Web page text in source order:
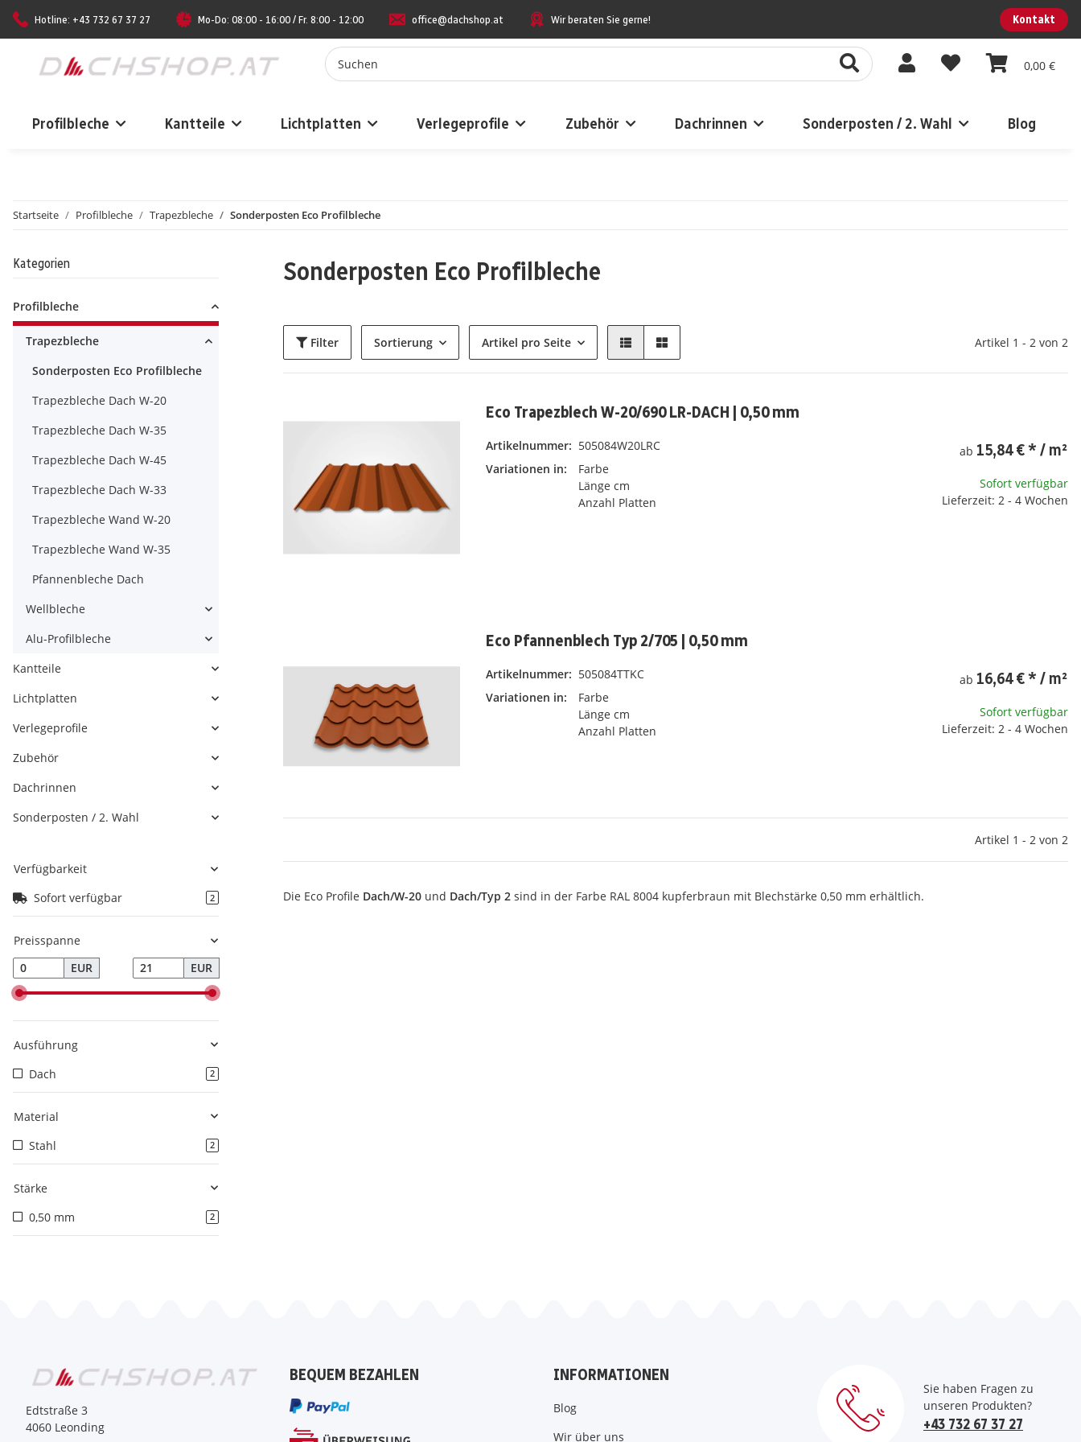
Hotline: +43 732 67 37 27 Mo-Do: 08:00 - 16:00 / Fr. 8:00 - 12:00 office@dachshop.at Wir beraten Sie gerne! Kontakt
0,00 €
Profilbleche Kantteile Lichtplatten Verlegeprofile Zubehör Dachrinnen Sonderposten / 2. Wahl Blog
Startseite Profilbleche Trapezbleche Sonderposten Eco Profilbleche
Sonderposten Eco Profilbleche
Filter Sortierung Artikel pro Seite Artikel 1 - 2 von 2
Eco Trapezblech W-20/690 LR-DACH | 0,50 mm
Artikelnummer: 505084W20LRC
Variationen in:
Farbe
Länge cm
Anzahl Platten
ab 15,84 €* / m²
Sofort verfügbar
Lieferzeit: 2 - 4 Wochen
Eco Pfannenblech Typ 2/705 | 0,50 mm
Artikelnummer: 505084TTKC
Variationen in:
Farbe
Länge cm
Anzahl Platten
ab 16,64 €* / m²
Sofort verfügbar
Lieferzeit: 2 - 4 Wochen
Artikel 1 - 2 von 2
Die Eco Profile Dach/W-20 und Dach/Typ 2 sind in der Farbe RAL 8004 kupferbraun mit Blechstärke 0,50 mm erhältlich.
Kategorien
Profilbleche
Trapezbleche
Sonderposten Eco Profilbleche
Trapezbleche Dach W-20
Trapezbleche Dach W-35
Trapezbleche Dach W-45
Trapezbleche Dach W-33
Trapezbleche Wand W-20
Trapezbleche Wand W-35
Pfannenbleche Dach
Wellbleche
Alu-Profilbleche
Kantteile
Lichtplatten
Verlegeprofile
Zubehör
Dachrinnen
Sonderposten / 2. Wahl
Verfügbarkeit
Sofort verfügbar
2
Preisspanne
EUR
EUR
Ausführung
Dach
2
Material
Stahl
2
Stärke
0,50 mm
2
Edtstraße 3
4060 Leonding
BEQUEM BEZAHLEN INFORMATIONEN
Blog
Wir über uns
Sie haben Fragen zu
unseren Produkten?
+43 732 67 37 27